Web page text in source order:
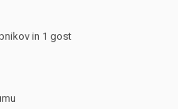
in 1 gost